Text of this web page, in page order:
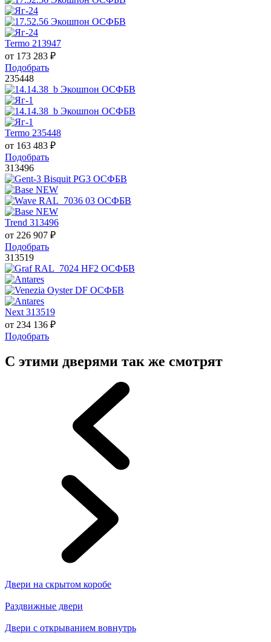
Termo 213947
от 173 283 ₽
Подобрать
235448
Termo 235448
от 163 483 ₽
Подобрать
313496
Trend 313496
от 226 907 ₽
Подобрать
313519
Next 313519
от 234 136 ₽
Подобрать
С этими дверями так же смотрят
Двери на скрытом коробе
Раздвижные двери
Двери с открыванием вовнутрь